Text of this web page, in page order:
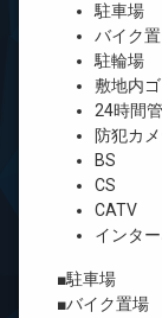
駐車場
バイク
駐輪場
敷地内
24時間
防犯カ
BS
CS
CATV
インタ
■駐車場 2
■バイク置